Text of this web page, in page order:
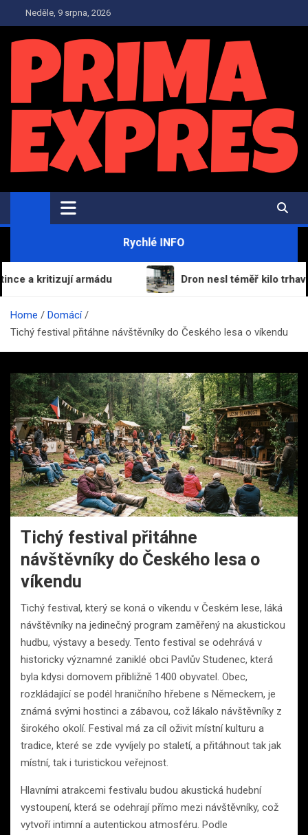
to
content
Neděle, 9 srpna, 2026
PrimaExpres.cz
Informační magazín a novinky
Rychlé INFO
kritizují armádu Dron nesl téměř kilo trhaviny
Home
Domácí
Tichý festival přitáhne návštěvníky do Českého lesa o víkendu
Tichý festival přitáhne
návštěvníky do Českého lesa o
víkendu
Tichý festival, který se koná o víkendu v Českém lese, láká
návštěvníky na jedinečný program zaměřený na akustickou
hudbu, výstavy a besedy. Tento festival se odehrává v
historicky významné zaniklé obci Pavlův Studenec, která
byla kdysi domovem přibližně 1400 obyvatel. Obec,
rozkládající se podél hraničního hřebene s Německem, je
známá svými hostinci a zábavou, což lákalo návštěvníky z
širokého okolí. Festival má za cíl oživit místní kulturu a
tradice, které se zde vyvíjely po staletí, a přitáhnout tak jak
místní, tak i turistickou veřejnost.
Hlavními atrakcemi festivalu budou akustická hudební
vystoupení, která se odehrají přímo mezi návštěvníky, což
vytvoří intimní a autentickou atmosféru. Podle